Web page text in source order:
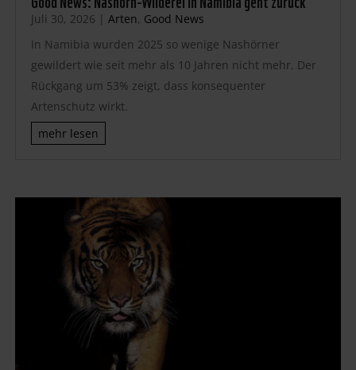
Juli 30, 2026 | Arten, Good News
In Namibia wurden 2025 so wenige Nashörner
gewildert wie seit mehr als 10 Jahren nicht mehr. Der
Rückgang um 53% zeigt, dass konsequenter
Artenschutz wirkt.
mehr lesen